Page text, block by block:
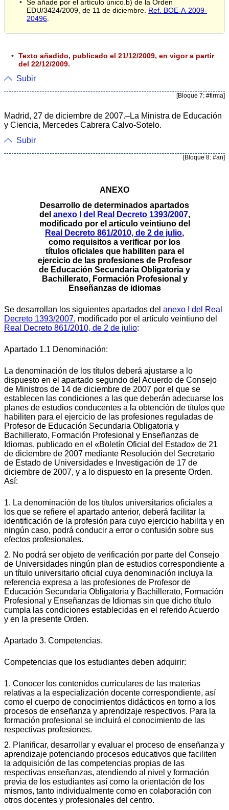
Se añade por el artículo único.b) de la Orden
EDU/3424/2009, de 11 de diciembre. Ref. BOE-A-2009-
20496
Texto añadido, publicado el 21/12/2009, en vigor a partir
del 22/12/2009.
Subir
[Bloque 7: #firma]
Madrid, 27 de diciembre de 2007.–La Ministra de Educación
y Ciencia, Mercedes Cabrera Calvo-Sotelo.
Subir
[Bloque 8: #an]
ANEXO
Desarrollo de determinados apartados
del anexo I del Real Decreto 1393/2007,
modificado por el artículo veintiuno del
Real Decreto 861/2010, de 2 de julio,
como requisitos a verificar por los
títulos oficiales que habiliten para el
ejercicio de las profesiones de Profesor
de Educación Secundaria Obligatoria y
Bachillerato, Formación Profesional y
Enseñanzas de idiomas
Se desarrollan los siguientes apartados del anexo I del Real
Decreto 1393/2007, modificado por el artículo veintiuno del
Real Decreto 861/2010, de 2 de julio:
Apartado 1.1 Denominación:
La denominación de los títulos deberá ajustarse a lo
dispuesto en el apartado segundo del Acuerdo de Consejo
de Ministros de 14 de diciembre de 2007 por el que se
establecen las condiciones a las que deberán adecuarse los
planes de estudios conducentes a la obtención de títulos que
habiliten para el ejercicio de las profesiones reguladas de
Profesor de Educación Secundaria Obligatoria y
Bachillerato, Formación Profesional y Enseñanzas de
Idiomas, publicado en el «Boletín Oficial del Estado» de 21
de diciembre de 2007 mediante Resolución del Secretario
de Estado de Universidades e Investigación de 17 de
diciembre de 2007, y a lo dispuesto en la presente Orden.
Así:
1. La denominación de los títulos universitarios oficiales a
los que se refiere el apartado anterior, deberá facilitar la
identificación de la profesión para cuyo ejercicio habilita y en
ningún caso, podrá conducir a error o confusión sobre sus
efectos profesionales.
2. No podrá ser objeto de verificación por parte del Consejo
de Universidades ningún plan de estudios correspondiente a
un título universitario oficial cuya denominación incluya la
referencia expresa a las profesiones de Profesor de
Educación Secundaria Obligatoria y Bachillerato, Formación
Profesional y Enseñanzas de Idiomas sin que dicho título
cumpla las condiciones establecidas en el referido Acuerdo
y en la presente Orden.
Apartado 3. Competencias.
Competencias que los estudiantes deben adquirir:
1. Conocer los contenidos curriculares de las materias
relativas a la especialización docente correspondiente, así
como el cuerpo de conocimientos didácticos en torno a los
procesos de enseñanza y aprendizaje respectivos. Para la
formación profesional se incluirá el conocimiento de las
respectivas profesiones.
2. Planificar, desarrollar y evaluar el proceso de enseñanza y
aprendizaje potenciando procesos educativos que faciliten
la adquisición de las competencias propias de las
respectivas enseñanzas, atendiendo al nivel y formación
previa de los estudiantes así como la orientación de los
mismos, tanto individualmente como en colaboración con
otros docentes y profesionales del centro.